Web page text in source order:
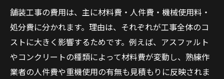
舗装工事の費用は、主に材料費・人件費・機械使用料・
処分費に分かれます。理由は、それぞれが工事全体のコ
ストに大きく影響するためです。例えば、アスファルト
やコンクリートの種類によって材料費が変動し、熟練作
業者の人件費や重機使用の有無も見積もりに反映されま